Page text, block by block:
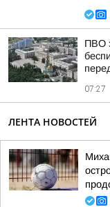
ПВО
07:27
ЛЕНТА НОВОСТЕЙ